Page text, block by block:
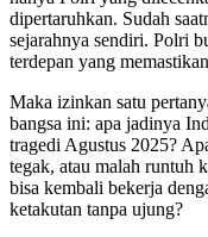
dipertaruhkan. Sudah
sejarahnya sendiri. Polri
terdepan yang
Maka izinkan satu
bangsa ini: apa jadinya
tragedi Agustus 2025?
tegak, atau malah runtuh
bisa kembali bekerja
ketakutan tanpa ujung?